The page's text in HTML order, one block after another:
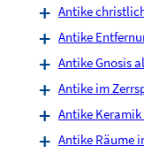
Antike
Antike
Antike Gnosis
Antike im
Antike Keramik
Antike Räume